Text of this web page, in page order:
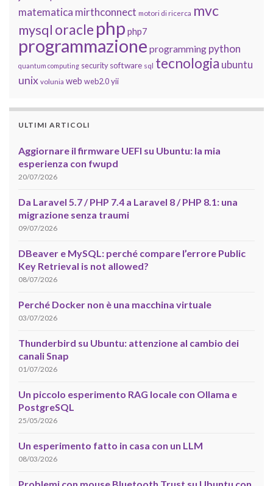
matematica mirthconnect motori di ricerca mvc
mysql oracle php php7
programmazione programming python
quantum computing security software sql tecnologia ubuntu
unix volunia web web2.0 yii
ULTIMI ARTICOLI
Aggiornare il firmware UEFI su Ubuntu: la mia
esperienza con fwupd
20/07/2026
Da Laravel 5.7 / PHP 7.4 a Laravel 8 / PHP 8.1: una
migrazione senza traumi
09/07/2026
DBeaver e MySQL: perché compare l’errore Public
Key Retrieval is not allowed?
08/07/2026
Perché Docker non è una macchina virtuale
03/07/2026
Thunderbird su Ubuntu: attenzione al cambio dei
canali Snap
01/07/2026
Un piccolo esperimento RAG locale con Ollama e
PostgreSQL
25/05/2026
Un esperimento fatto in casa con un LLM
08/03/2026